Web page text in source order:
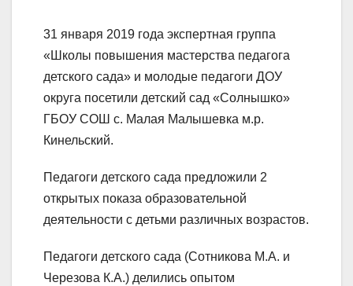
31 января 2019 года экспертная группа
«Школы повышения мастерства педагога
детского сада» и молодые педагоги ДОУ
округа посетили детский сад «Солнышко»
ГБОУ СОШ с. Малая Малышевка м.р.
Кинельский.
Педагоги детского сада предложили 2
открытых показа образовательной
деятельности с детьми различных возрастов.
Педагоги детского сада (Сотникова М.А. и
Черезова К.А.) делились опытом